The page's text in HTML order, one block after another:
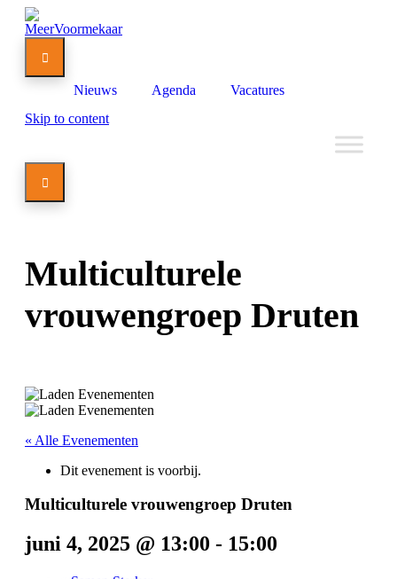

Nieuws Agenda
Vacatures
Skip to content

Multiculturele
vrouwengroep Druten
« Alle Evenementen
Dit evenement is voorbij.
Multiculturele vrouwengroep Druten
juni 4, 2025 @ 13:00 - 15:00